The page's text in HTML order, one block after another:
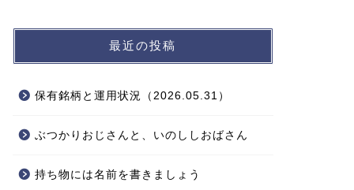
最近の投稿
保有銘柄と運用状況（2026.05.31）
ぶつかりおじさんと、いのししおばさん
持ち物には名前を書きましょう